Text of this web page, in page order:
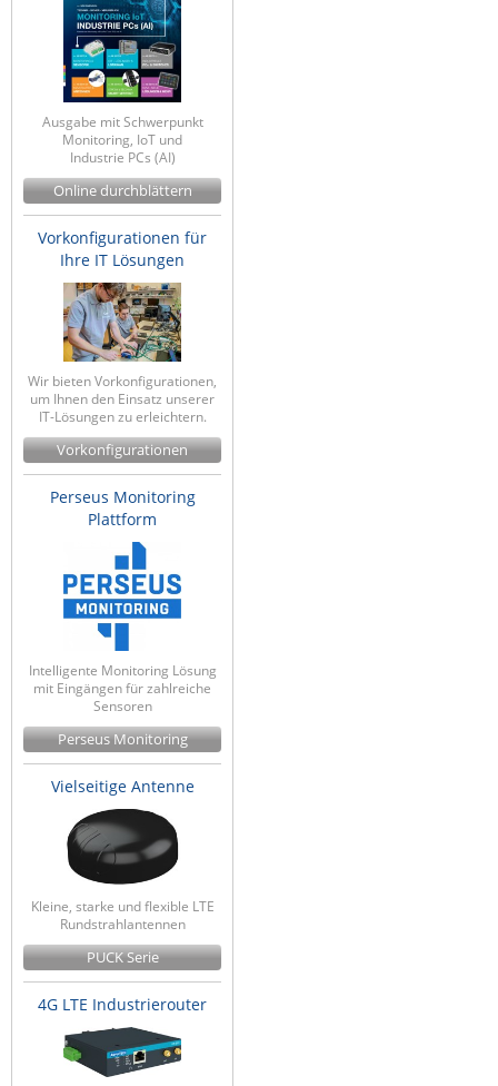
Ausgabe mit Schwerpunkt
Monitoring, IoT und
Industrie PCs (AI)
Online durchblättern
Vorkonfigurationen für
Ihre IT Lösungen
Wir bieten Vorkonfigurationen,
um Ihnen den Einsatz unserer
IT-Lösungen zu erleichtern.
Vorkonfigurationen
Perseus Monitoring
Plattform
Intelligente Monitoring Lösung
mit Eingängen für zahlreiche
Sensoren
Perseus Monitoring
Vielseitige Antenne
Kleine, starke und flexible LTE
Rundstrahlantennen
PUCK Serie
4G LTE Industrierouter